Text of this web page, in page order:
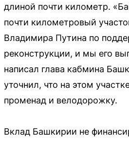
длиной почти километр.
почти километровый
Владимира Путина по
реконструкции, и мы его
написал глава кабмина
уточнил, что на этом
променад и велодорожку.
Вклад Башкирии не